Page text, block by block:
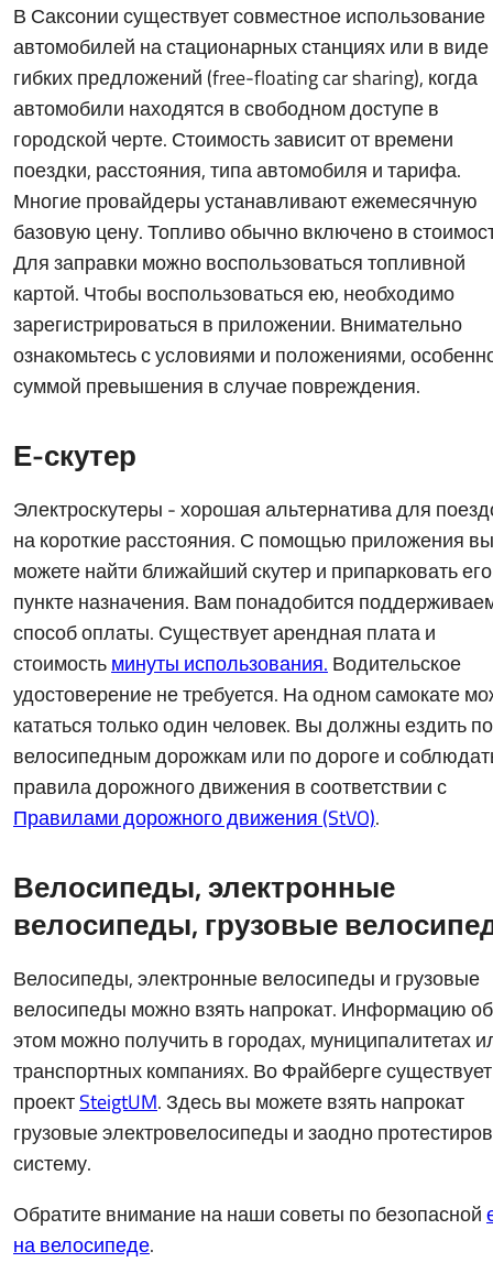
В Саксонии существует совместное использование
автомобилей на стационарных станциях или в виде
гибких предложений (free-floating car sharing), когда
автомобили находятся в свободном доступе в
городской черте. Стоимость зависит от времени
поездки, расстояния, типа автомобиля и тарифа.
Многие провайдеры устанавливают ежемесячную
базовую цену. Топливо обычно включено в
Для заправки можно воспользоваться топливной
картой. Чтобы воспользоваться ею, необходимо
зарегистрироваться в приложении. Внимательно
ознакомьтесь с условиями и положениями,
суммой превышения в случае повреждения.
Е-скутер
Электроскутеры - хорошая альтернатива для
на короткие расстояния. С помощью приложения вы
можете найти ближайший скутер и припарковать
пункте назначения. Вам понадобится
способ оплаты. Существует арендная плата и
стоимостьминуты использования. Водительское
удостоверение не требуется. На одном самокате
кататься только один человек. Вы должны ездить по
велосипедным дорожкам или по дороге и
правила дорожного движения в соответствии с
Правилами дорожного движения (StVO).
Велосипеды, электронные
велосипеды, грузовые
Велосипеды, электронные велосипеды и грузовые
велосипеды можно взять напрокат. Информацию об
этом можно получить в городах, муниципалитетах
транспортных компаниях. Во Фрайберге существует
проектSteigtUM. Здесь вы можете взять напрокат
грузовые электровелосипеды и заодно
систему.
Обратите внимание на наши советы по безопасной
на велосипеде.